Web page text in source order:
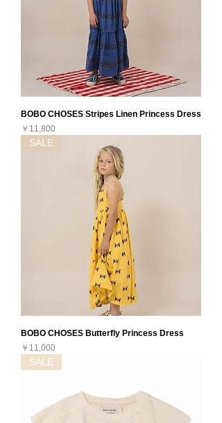
BOBO CHOSES Stripes Linen Princess Dress
価格
￥11,800
SALE
BOBO CHOSES Butterfly Princess Dress
価格
￥11,000
SALE